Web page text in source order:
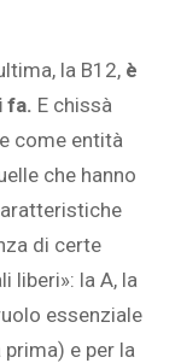
la B12, è
fa. E chissà
come entità
che hanno
di certe
liberi»: la A, la
essenziale
e per la